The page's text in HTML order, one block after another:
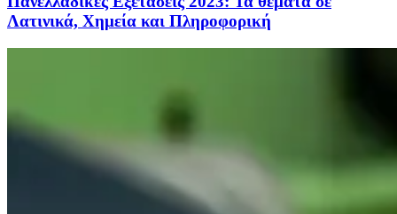
Λατινικά, Χημεία και Πληροφορική